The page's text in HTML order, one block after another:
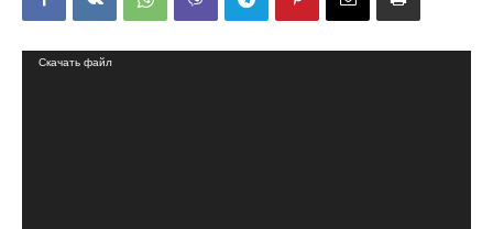
Видеоплеер
Скачать файл